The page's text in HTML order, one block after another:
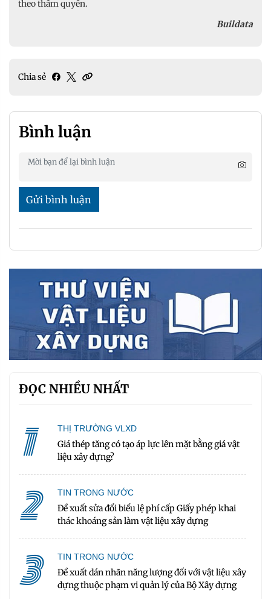
theo thẩm quyền.
Buildata
Chia sẻ
Bình luận
Gửi bình luận
ĐỌC NHIỀU NHẤT
1 THỊ TRƯỜNG VLXD
Giá thép tăng có tạo áp lực lên mặt bằng giá vật
liệu xây dựng?
2 TIN TRONG NƯỚC
Đề xuất sửa đổi biểu lệ phí cấp Giấy phép khai
thác khoáng sản làm vật liệu xây dựng
3 TIN TRONG NƯỚC
Đề xuất dán nhãn năng lượng đối với vật liệu xây
dựng thuộc phạm vi quản lý của Bộ Xây dựng